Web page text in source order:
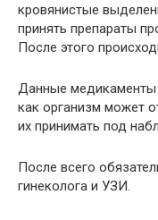
кровянистые
принять препараты
После этого
Данные медикаменты
как организм может
их принимать под
После всего
гинеколога и УЗИ.